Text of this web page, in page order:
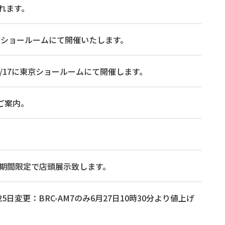
す。
ールームにて開催いたします。
東京ショールームにて開催します。
内。
限定で店頭展示致します。
変更：BRC-AM7のみ6月27日10時30分より値上げ